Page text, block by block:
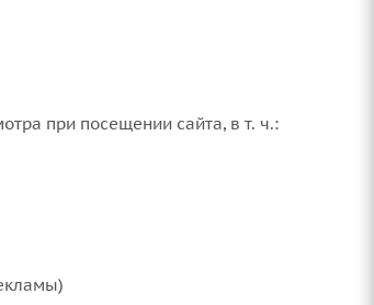
при посещении сайта, в т. ч.: